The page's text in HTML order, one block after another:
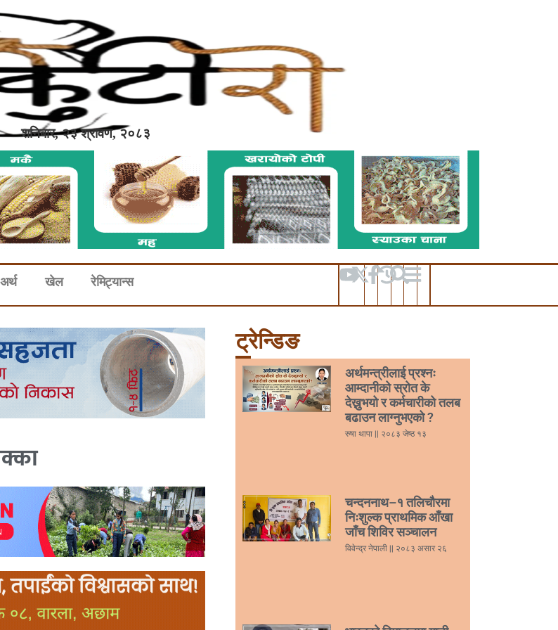
शनिबार, २३ श्रावण, २०८३
अर्थ खेल रेमिट्यान्स
ट्रेन्डिङ
अर्थमन्त्रीलाई प्रश्नः
आम्दानीको स्रोत के
देख्नुभयो र कर्मचारीको तलब
बढाउन लाग्नुभएको ?
रुषा थापा २०८३ जेष्ठ १३
चन्दननाथ–१ तलिचौरमा
निःशुल्क प्राथमिक आँखा
जाँच शिविर सञ्चालन
विवेन्द्र नेपाली २०८३ असार २६